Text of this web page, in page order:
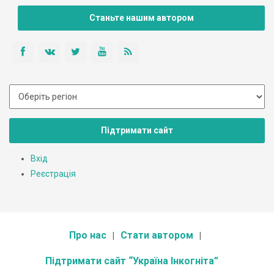
Станьте нашим автором
Підтримати сайт
Вхід
Реєстрація
Про нас Стати автором
Підтримати сайт “Україна Інкогніта”